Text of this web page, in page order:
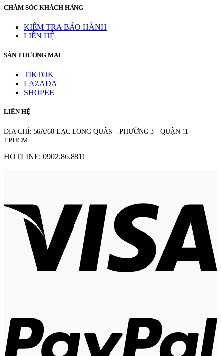
CHĂM SÓC KHÁCH HÀNG
KIỂM TRA BẢO HÀNH
LIÊN HỆ
SÀN THƯƠNG MẠI
TIKTOK
LAZADA
SHOPEE
LIÊN HỆ
ĐỊA CHỈ: 56A/68 LẠC LONG QUÂN - PHƯỜNG 3 - QUẬN 11 -
TPHCM
HOTLINE: 0902.86.8811